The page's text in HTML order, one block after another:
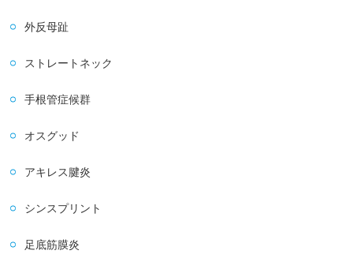
外反母趾
ストレートネック
手根管症候群
オスグッド
アキレス腱炎
シンスプリント
足底筋膜炎